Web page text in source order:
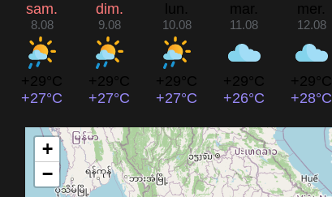
sam.
8.08
+29°C
+27°C
dim.
9.08
+29°C
+27°C
lun.
10.08
+29°C
+27°C
mar.
11.08
+29°C
+26°C
mer.
12.08
+29°C
+28°C
+
−